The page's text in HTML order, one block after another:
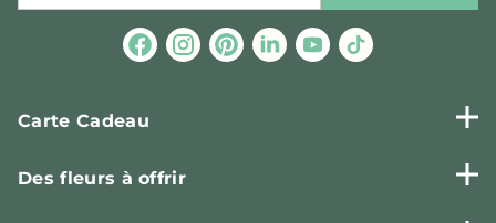
Carte Cadeau
Des fleurs à offrir